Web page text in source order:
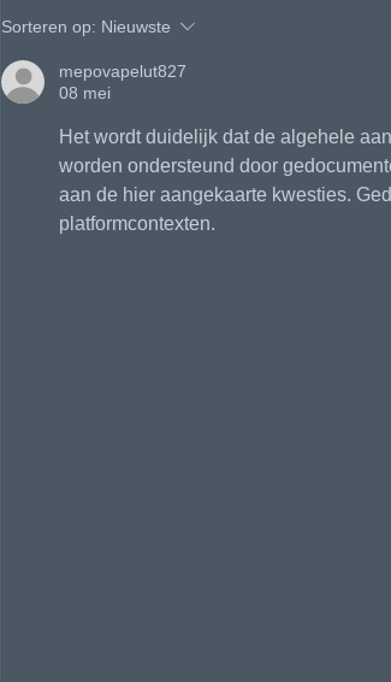
De Fysio als poortwachter
ontlast de gezondheidszorg
Sorteren op: Nieuwste
mepovapelut827
08 mei
Het wordt duidelijk dat de algehele
worden ondersteund door
aan de hier aangekaarte kwesties.
platformcontexten.